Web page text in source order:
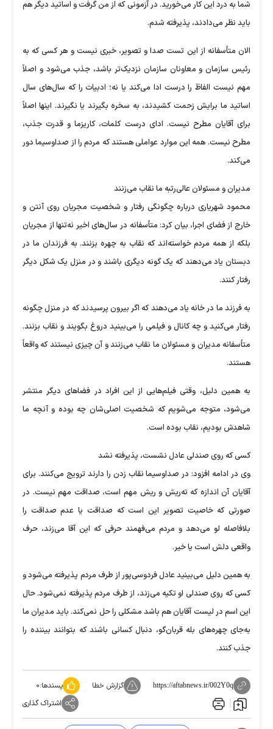
شما به درد این کار می‌خورید. در آزمونی که از من گرفت و اساتید دیگر هم
باید نظر می‌دادند، پذیرفته شدم.
الان متأسفانه از این تست صدا و تصویر، خبری نیست و هر کسی که به
رئیس سازمان و معاونان سازمان نزدیک‌تر باشد، جذب می‌شود و اصلاً
مهم نیست الفاظ را درست ادا می‌کند یا نه؛ ادبیات را که سال‌های سال
اساتید ما برایش زحمت کشیدند، به سخره بگیرند یا نگیرند. اینها اصلاً
برای آقایان مطرح نیست. ادای درست کلمات، کاریزما و قدرت جذب،
مطرح نیست. همه این موارد عواملی هستند که مردم را از صداوسیما دور
می‌کند.
مدیران و مسئولان عالی‌رتبه ما نقاب می‌زنند
محمود شهریاری درباره چگونگی رفتار و شخصیت مجریان روی آنتن و
خارج از فضای اجرا، بیان کرد: متأسفانه در سال‌های اخیر نه‌تنها از مجریان
بلکه از همه مردم خواسته‌اند که نقاب به چهره بزنند. به فرزندان ما در
دبستان یاد می‌دهند که یک گونه دیگری باشند و در منزل یک شکل دیگر
رفتار کنند.
به فرزند ما در خانه یاد می‌دهند که اگر بیرون پرسیدند که در منزل چگونه
رفتار می‌کنید و چه کانال و فیلمی را می‌بینید دروغ بگویند و نقاب بزنند.
متأسفانه مدیران و مسئولان ما نقاب می‌زنند و آن چیزی نیستند که واقعاً
هستند.
به همین دلیل، وقتی فیلم‌هایی از این افراد در فضاهای دیگر منتشر
می‌شود، متوجه می‌شویم که شخصیت اصلی‌شان چه بوده و آنچه ما
شاهدش بودیم، نقاب بوده است.
کسی که روی صندلی عادل نشست، پذیرفته نشد
وی در ادامه افزود: در صداوسیما نقاب زدن را دارند ترویج می‌کنند. برای
آقایان آن اندازه که ته‌ریش و ریش مهم است، صداقت مهم نیست. در
صورتی که خاصیت تصویر این است که صداقت یا عدم صداقت را
بلافاصله لو می‌دهد و مردم می‌فهمند حرفی که این آقا می‌زند، حرف
واقعی دلش است یا خیر.
به همین دلیل می‌بینید عادل فردوسی‌پور از طرف مردم پذیرفته می‌شود و
کسی که روی صندلی او تکیه می‌زند، از طرف مردم پذیرفته نمی‌شود. حال
این اسم در لیست آقایان هم باشد مشکلی را حل نمی‌کند. باید مدیران ما
به‌جای چهره‌های بله قربان‌گو، دنبال کسانی باشند که بتوانند بیننده را
جذب کنند.
https://aftabnews.ir/002Y0q گزارش خطا پسندها:۰
اشتراک گذاری